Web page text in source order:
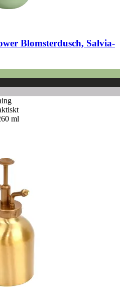
Blomsterdusch, Salvia-​
ml